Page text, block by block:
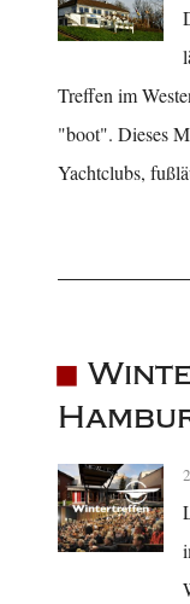
Treffen im
"boot". Dieses
Yachtclubs,